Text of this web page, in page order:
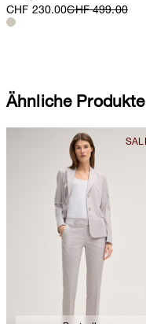
CHF 230.00CHF 499.00
Ähnliche Produkte